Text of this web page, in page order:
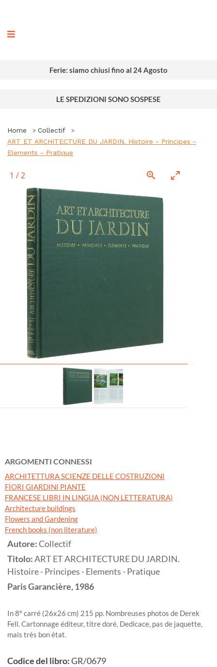
Ferie: siamo chiusi fino al 24 Agosto
LE SPEDIZIONI SONO SOSPESE
Home
Collectif
ART ET ARCHITECTURE DU JARDIN. Histoire - Principes -
Elements - Pratique
1 /2
ARGOMENTI CONNESSI
ARCHITETTURA SCIENZE DELLE COSTRUZIONI
FIORI GIARDINI PIANTE
FRANCESE LIBRI IN LINGUA (NON LETTERATURA)
Architecture buildings
Flowers and Gardening
French books (non literature)
Autore:Collectif
Titolo:ART ET ARCHITECTURE DU JARDIN.
Histoire - Principes - Elements - Pratique
ParisGarancière,1986
In 8º carré (26x26 cm) 215 pp. Nombreuses photos de Derek
Fell. Cartonnage éditeur, titre doré. Dedicace, pas de jaquette,
mais très bon état.
Codice del libro:GR/0679